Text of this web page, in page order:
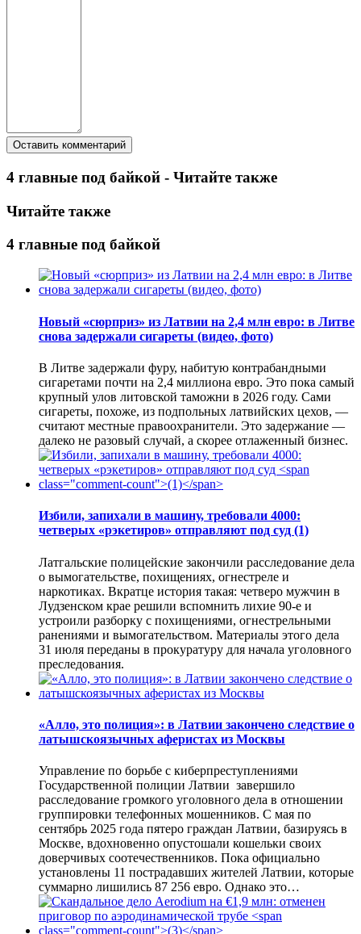
4 главные под байкой - Читайте также
Читайте также
4 главные под байкой
Новый «сюрприз» из Латвии на 2,4 млн евро: в Литве
снова задержали сигареты (видео, фото)
В Литве задержали фуру, набитую контрабандными
сигаретами почти на 2,4 миллиона евро. Это пока самый
крупный улов литовской таможни в 2026 году. Сами
сигареты, похоже, из подпольных латвийских цехов, —
считают местные правоохранители. Это задержание —
далеко не разовый случай, а скорее отлаженный бизнес.
Избили, запихали в машину, требовали 4000:
четверых «рэкетиров» отправляют под суд (1)
Латгальские полицейские закончили расследование дела
о вымогательстве, похищениях, огнестреле и
наркотиках. Вкратце история такая: четверо мужчин в
Лудзенском крае решили вспомнить лихие 90-е и
устроили разборку с похищениями, огнестрельными
ранениями и вымогательством. Материалы этого дела
31 июля переданы в прокуратуру для начала уголовного
преследования.
«Алло, это полиция»: в Латвии закончено следствие о
латышскоязычных аферистах из Москвы
Управление по борьбе с киберпреступлениями
Государственной полиции Латвии завершило
расследование громкого уголовного дела в отношении
группировки телефонных мошенников. С мая по
сентябрь 2025 года пятеро граждан Латвии, базируясь в
Москве, вдохновенно опустошали кошельки своих
доверчивых соотечественников. Пока официально
установлены 11 пострадавших жителей Латвии, которые
суммарно лишились 87 256 евро. Однако это…